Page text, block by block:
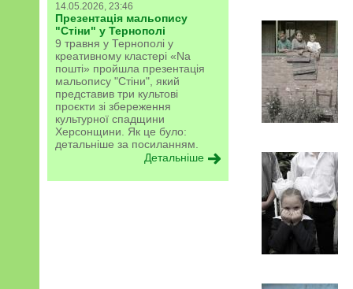
14.05.2026, 23:46
Презентація мальопису
"Стіни" у Тернополі
9 травня у Тернополі у
креативному кластері «Na
пошті» пройшла презентація
мальопису "Стіни", який
представив три культові
проєкти зі збереження
культурної спадщини
Херсонщини. Як це було:
детальніше за посиланням.
Детальніше